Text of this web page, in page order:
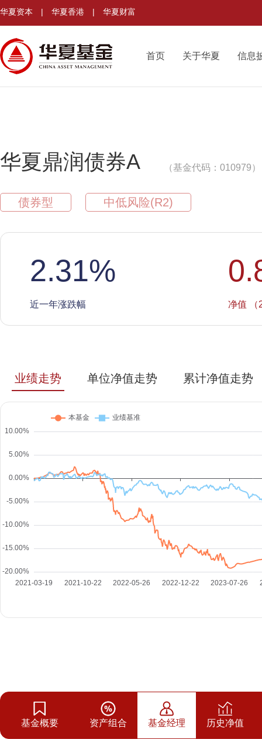
华夏资本 | 华夏香港 | 华夏财富
首页 关于华夏 信息
华夏鼎润债券A （基金代码：010979）
债券型 中低风险(R2)
2.31%
近一年涨跌幅 净值 （
业绩走势 单位净值走势 累计净值走势
基金概要 资产组合 基金经理 历史净值